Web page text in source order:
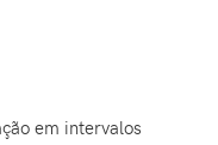
em intervalos